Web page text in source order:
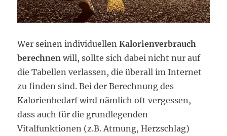
Wer seinen individuellenKalorienverbrauch
berechnen will, sollte sich dabei nicht nur auf
die Tabellen verlassen, die überall im Internet
zu finden sind. Bei der Berechnung des
Kalorienbedarf wird nämlich oft vergessen,
dass auch für die grundlegenden
Vitalfunktionen (z.B. Atmung, Herzschlag)